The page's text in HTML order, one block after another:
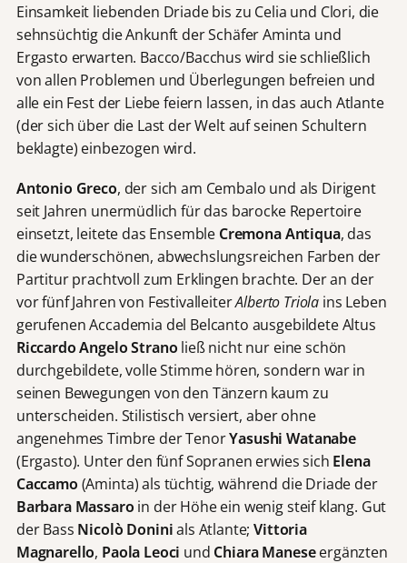
Einsamkeit liebenden Driade bis zu Celia und Clori, die
sehnsüchtig die Ankunft der Schäfer Aminta und
Ergasto erwarten. Bacco/Bacchus wird sie schließlich
von allen Problemen und Überlegungen befreien und
alle ein Fest der Liebe feiern lassen, in das auch Atlante
(der sich über die Last der Welt auf seinen Schultern
beklagte) einbezogen wird.
Antonio Greco, der sich am Cembalo und als Dirigent
seit Jahren unermüdlich für das barocke Repertoire
einsetzt, leitete das Ensemble Cremona Antiqua, das
die wunderschönen, abwechslungsreichen Farben der
Partitur prachtvoll zum Erklingen brachte. Der an der
vor fünf Jahren von FestivalleiterAlberto Triola ins Leben
gerufenenAccademia del Belcanto ausgebildete Altus
Riccardo Angelo Strano ließ nicht nur eine schön
durchgebildete, volle Stimme hören, sondern war in
seinen Bewegungen von den Tänzern kaum zu
unterscheiden. Stilistisch versiert, aber ohne
angenehmes Timbre der TenorYasushi Watanabe
(Ergasto). Unter den fünf Sopranen erwies sich Elena
Caccamo (Aminta) als tüchtig, während die Driade der
Barbara Massaro in der Höhe ein wenig steif klang. Gut
der Bass Nicolò Doninials Atlante;Vittoria
Magnarello, Paola Leoci und Chiara Maneseergänzten